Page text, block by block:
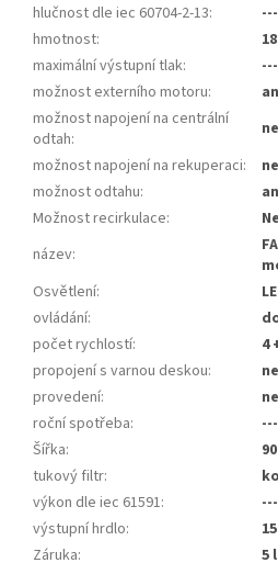
hlučnost dle iec 60704-2-13:
hmotnost:
maximální výstupní tlak:
možnost externího motoru:
možnost napojení na centrální
odtah:
ne
možnost napojení na rekuperaci:
ne
možnost odtahu:
Možnost recirkulace:
Ne
název:
Osvětlení:
ovládání:
počet rychlostí:
4
propojení s varnou deskou:
ne
provedení:
roční spotřeba:
Šířka:
tukový filtr:
výkon dle iec 61591:
výstupní hrdlo:
Záruka: 5